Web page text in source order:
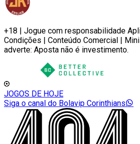
+18 | Jogue com responsabilidade
Condições | Conteúdo Comercial |
adverte: Aposta não é investimento.
JOGOS DE HOJE
Siga o canal do Bolavip Corinthians